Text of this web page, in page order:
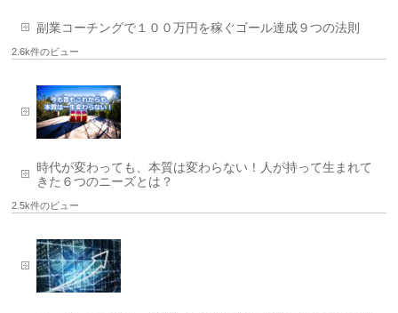
副業コーチングで１００万円を稼ぐゴール達成９つの法則
2.6k件のビュー
時代が変わっても、本質は変わらない！人が持って生まれて
きた６つのニーズとは？
2.5k件のビュー